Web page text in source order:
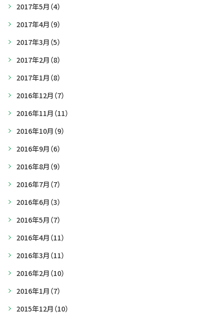
2017年5月 （4）
2017年4月 （9）
2017年3月 （5）
2017年2月 （8）
2017年1月 （8）
2016年12月 （7）
2016年11月 （11）
2016年10月 （9）
2016年9月 （6）
2016年8月 （9）
2016年7月 （7）
2016年6月 （3）
2016年5月 （7）
2016年4月 （11）
2016年3月 （11）
2016年2月 （10）
2016年1月 （7）
2015年12月 （10）